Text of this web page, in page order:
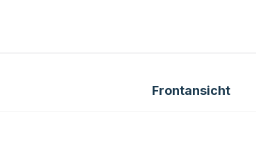
Frontansicht